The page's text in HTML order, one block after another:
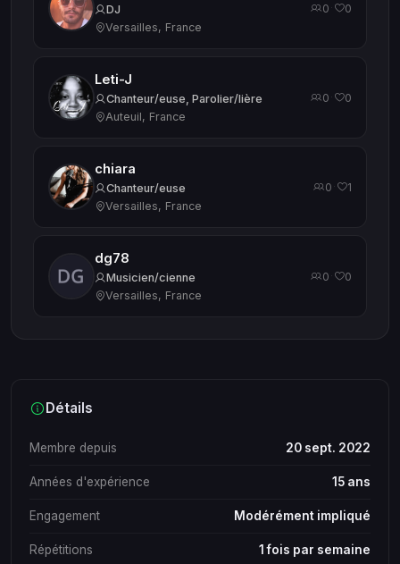
DJ
Versailles, France
0 · 0
Leti-J
Chanteur/euse, Parolier/lière
Auteuil, France
0 · 0
chiara
Chanteur/euse
Versailles, France
0 · 1
dg78
Musicien/cienne
Versailles, France
0 · 0
Détails
Membre depuis 20 sept. 2022
Années d'expérience 15 ans
Engagement Modérément impliqué
Répétitions 1 fois par semaine